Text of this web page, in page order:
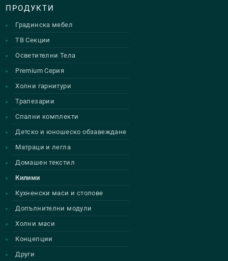
ПРОДУКТИ
Градинска мебел
ТВ Секции
Осветителни Тела
Premium Серия
Холни гарнитури
Трапезарии
Спални комплекти
Детско и юношеско обзавеждане
Матраци и легла
Домашен текстил
Килими
Кухненски маси и столове
Допълнителни модули
Холни маси
Концепции
Други